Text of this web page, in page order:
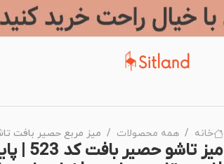
خانه همه محصولات میز مربع حصیر بافت تاشو کد 523 | برند
میز تاشو حصیر